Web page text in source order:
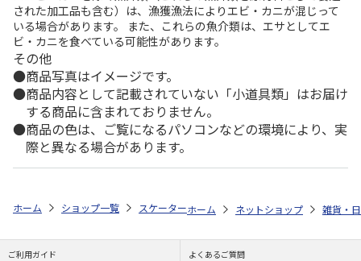
された加工品も含む）は、漁獲漁法によりエビ・カニが混じって
いる場合があります。 また、これらの魚介類は、エサとしてエ
ビ・カニを食べている可能性があります。
その他
商品写真はイメージです。
商品内容として記載されていない「小道具類」はお届け
する商品に含まれておりません。
商品の色は、ご覧になるパソコンなどの環境により、実
際と異なる場合があります。
ホーム ショップ一覧 スケーター インナーカップ付ステンレスマグ
ホーム ネットショップ 雑貨・
ご利用ガイド よくあるご質問